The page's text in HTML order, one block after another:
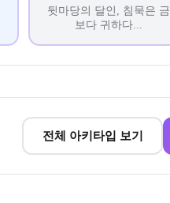
뒷마당의 달인, 침묵은 금
보다 귀하다...
전체 아키타입 보기